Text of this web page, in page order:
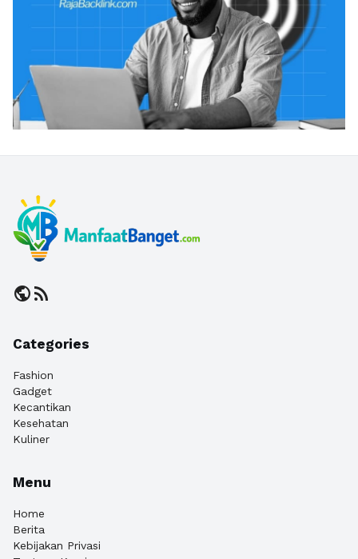
publicrss_feed
Categories
Fashion
Gadget
Kecantikan
Kesehatan
Kuliner
Menu
Home
Berita
Kebijakan Privasi